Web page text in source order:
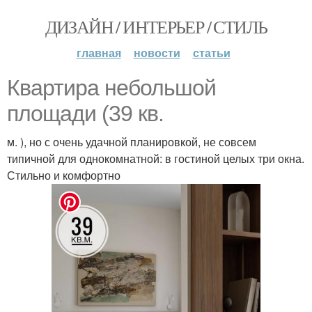
ДИЗАЙН / ИНТЕРЬЕР / СТИЛЬ
главная новости статьи
Квартира небольшой
площади (39 кв.
м. ), но с очень удачной планировкой, не совсем
типичной для однокомнатной: в гостиной целых три окна.
Стильно и комфортно